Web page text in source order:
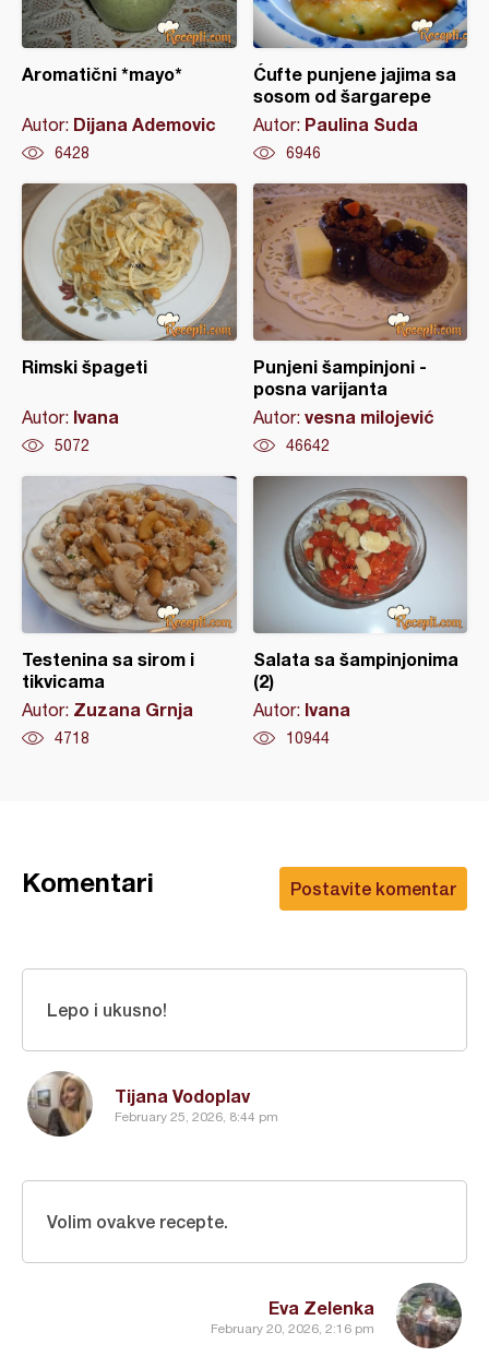
Aromatični *mayo*
Autor: Dijana Ademovic
6428
Ćufte punjene jajima sa
sosom od šargarepe
Autor: Paulina Suda
6946
Rimski špageti
Autor: Ivana
5072
Punjeni šampinjoni -
posna varijanta
Autor: vesna milojević
46642
Testenina sa sirom i
tikvicama
Autor: Zuzana Grnja
4718
Salata sa šampinjonima
(2)
Autor: Ivana
10944
Postavite komentar
Komentari
Tijana Vodoplav
February 25, 2026, 8:44 pm
Lepo i ukusno!
Eva Zelenka
February 20, 2026, 2:16 pm
Volim ovakve recepte.